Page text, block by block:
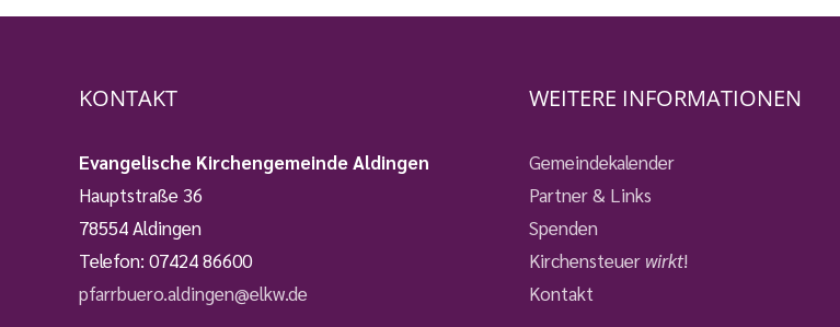
KONTAKT
Evangelische Kirchengemeinde Aldingen
Hauptstraße 36
78554 Aldingen
Telefon: 07424 86600
pfarrbuero.aldingen@elkw.de
WEITERE INFORMATIONEN
Gemeindekalender
Partner & Links
Spenden
Kirchensteuer wirkt!
Kontakt